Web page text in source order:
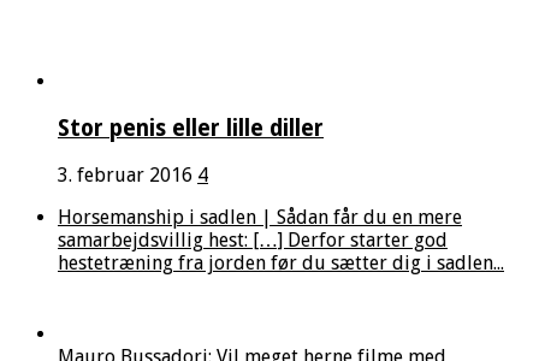
Stor penis eller lille diller
3. februar 2016 4
Horsemanship i sadlen | Sådan får du en mere
samarbejdsvillig hest: […] Derfor starter god
hestetræning fra jorden før du sætter dig i sadlen...
Mauro Bussadori: Vil meget herne filme med